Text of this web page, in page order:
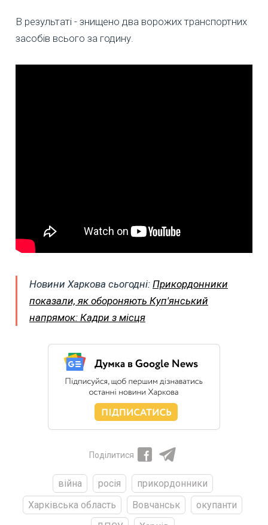
В результаті - знищено два ворожих транспортних
засобів всього за годину.
Новини Харкова сьогодні: Прикордонники
показали, як обороняють Куп'янський
напрямок: Кадри з місця
Поділитися
війна росія
прикордонники
Харківська область
Вовчанськ
окупанти